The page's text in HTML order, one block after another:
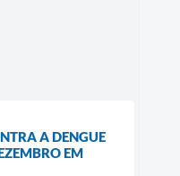
A DENGUE
EM